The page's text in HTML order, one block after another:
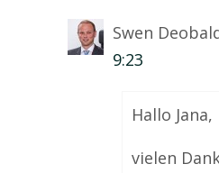
Swen
9:23
Hallo Jana,
vielen